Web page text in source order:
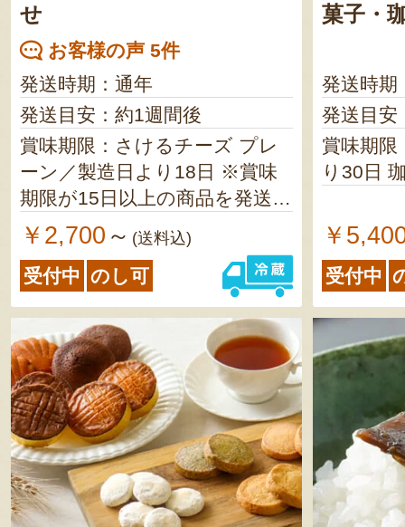
せ
お客様の声 5件
発送時期：通年
発送目安：約1週間後
賞味期限：さけるチーズ プレ
ーン／製造日より18日 ※賞味
期限が15日以上の商品を発送し
ます さけるチーズ ブラックペ
ッパー／製造日より18日 ※賞
味期限が15日以上の商品を発送
します さけるチーズ 和風だし
／製造日より18日 ※賞味期限
が15日以上の商品を発送しま
す ハードモッツァレラ／製造
日より28日 ※賞味期限が25日
以上の商品を発送します ソフ
トモッツァレラ／製造日より7
日 ※賞味期限が4日以上の商品
を発送します モッツァレラの
￥2,700 ～ (送料込)
受付中 のし可
菓子・
発送時期
発送目安
賞味期限
￥
受付中